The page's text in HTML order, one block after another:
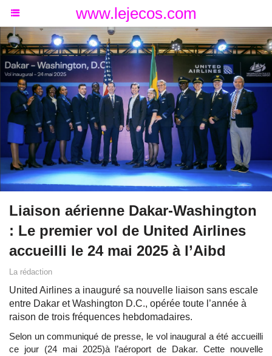
www.lejecos.com
Liaison aérienne Dakar-Washington
: Le premier vol de United Airlines
accueilli le 24 mai 2025 à l’Aibd
La rédaction
United Airlines a inauguré sa nouvelle liaison sans escale
entre Dakar et Washington D.C., opérée toute l’année à
raison de trois fréquences hebdomadaires.
Selon un communiqué de presse, le vol inaugural a été accueilli
ce jour (24 mai 2025)à l’aéroport de Dakar. Cette nouvelle